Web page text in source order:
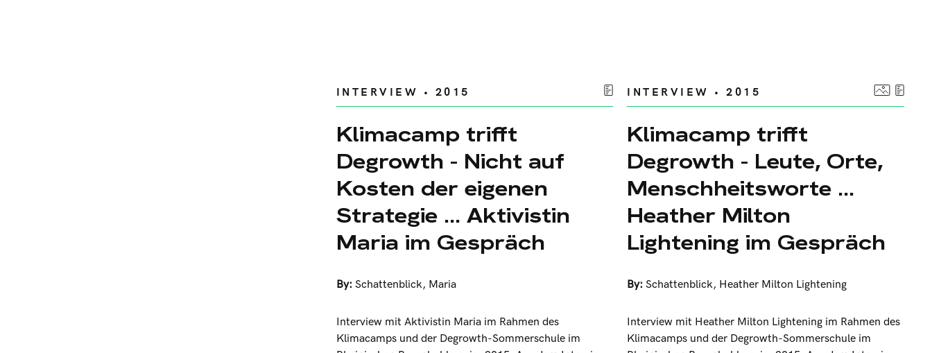
INTERVIEW • 2015
Klimacamp trifft
Degrowth - Nicht auf
Kosten der eigenen
Strategie ... Aktivistin
Maria im Gespräch
By: Schattenblick, Maria
Interview mit Aktivistin Maria im Rahmen des
Klimacamps und der Degrowth-Sommerschule im
INTERVIEW • 2015
Klimacamp trifft
Degrowth - Leute, Orte,
Menschheitsworte ...
Heather Milton
Lightening im Gespräch
By:Schattenblick, Heather Milton Lightening
Interview mit Heather Milton Lightening im Rahmen des
Klimacamps und der Degrowth-Sommerschule im